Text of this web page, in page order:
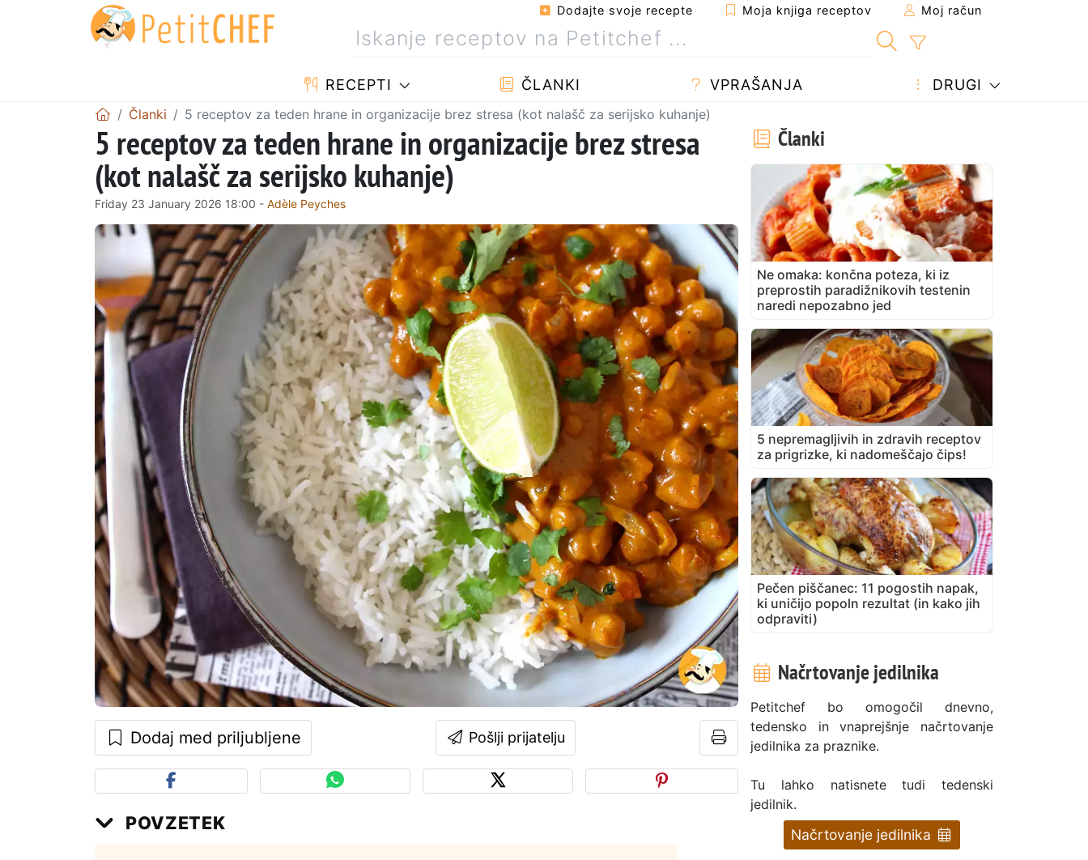
Dodajte svoje recepte Moja knjiga receptov Moj račun
RECEPTI ČLANKI VPRAŠANJA DRUGI
Članki 5 receptov za teden hrane in organizacije brez stresa (kot nalašč za serijsko kuhanje)
5 receptov za teden hrane in organizacije brez stresa
(kot nalašč za serijsko kuhanje)
Friday 23 January 2026 18:00 - Adèle Peyches
Dodaj med priljubljene Pošlji prijatelju
POVZETEK
Članki
Ne omaka: končna poteza, ki iz
preprostih paradižnikovih testenin
naredi nepozabno jed
5 nepremagljivih in zdravih receptov
za prigrizke, ki nadomeščajo čips!
Pečen piščanec: 11 pogostih napak,
ki uničijo popoln rezultat (in kako jih
odpraviti)
Načrtovanje jedilnika
Petitchef bo omogočil dnevno,
tedensko in vnaprejšnje načrtovanje
jedilnika za praznike.
Tu lahko natisnete tudi tedenski
jedilnik.
Načrtovanje jedilnika